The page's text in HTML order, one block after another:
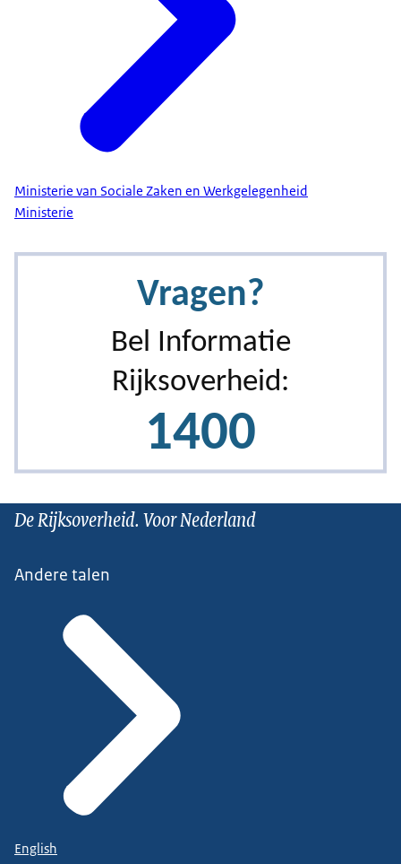
Ministerie van Sociale Zaken en Werkgelegenheid
Ministerie
De Rijksoverheid. Voor Nederland
Andere talen
English